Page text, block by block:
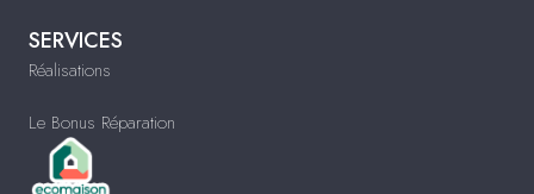
SERVICES
Réalisations
Le Bonus Réparation